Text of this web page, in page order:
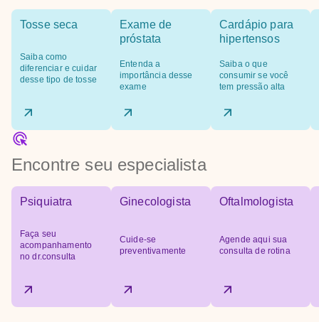
Tosse seca
Saiba como
diferenciar e cuidar
desse tipo de tosse
Exame de
próstata
Entenda a
importância desse
exame
Cardápio para
hipertensos
Saiba o que
consumir se você
tem pressão alta
Encontre seu especialista
Psiquiatra
Faça seu
acompanhamento
no dr.consulta
Ginecologista
Cuide-se
preventivamente
Oftalmologista
Agende aqui sua
consulta de rotina